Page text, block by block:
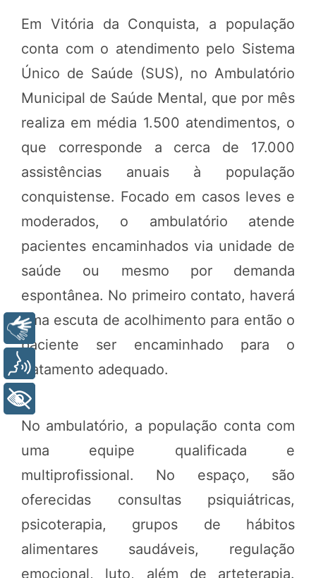
Em Vitória da Conquista, a população
conta com o atendimento pelo Sistema
Único de Saúde (SUS), no Ambulatório
Municipal de Saúde Mental, que por mês
realiza em média 1.500 atendimentos, o
que corresponde a cerca de 17.000
assistências anuais à população
conquistense. Focado em casos leves e
moderados, o ambulatório atende
pacientes encaminhados via unidade de
saúde ou mesmo por demanda
espontânea. No primeiro contato, haverá
uma escuta de acolhimento para então o
paciente ser encaminhado para o
tratamento adequado.
No ambulatório, a população conta com
uma equipe qualificada e
multiprofissional. No espaço, são
oferecidas consultas psiquiátricas,
psicoterapia, grupos de hábitos
alimentares saudáveis, regulação
emocional, luto, além de arteterapia.
Libras
Voz